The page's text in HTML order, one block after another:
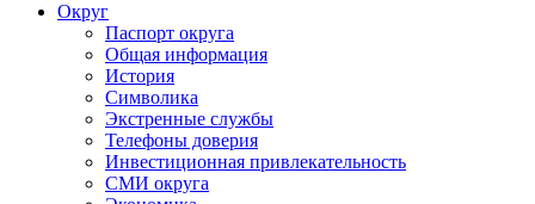
Округ
Паспорт округа
Общая информация
История
Символика
Экстренные службы
Телефоны доверия
Инвестиционная привлекательность
СМИ округа